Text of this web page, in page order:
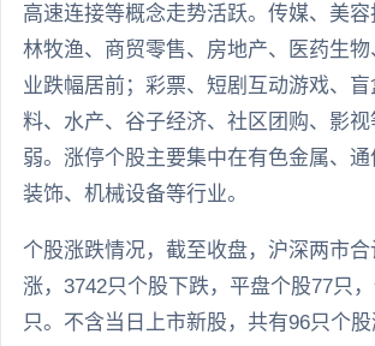
高速连接等概念走势活跃。传媒、美
林牧渔、商贸零售、房地产、医药生
业跌幅居前；彩票、短剧互动游戏、
料、水产、谷子经济、社区团购、影
弱。涨停个股主要集中在有色金属、
装饰、机械设备等行业。
个股涨跌情况，截至收盘，沪深两市
涨，3742只个股下跌，平盘个股77只
只。不含当日上市新股，共有96只个